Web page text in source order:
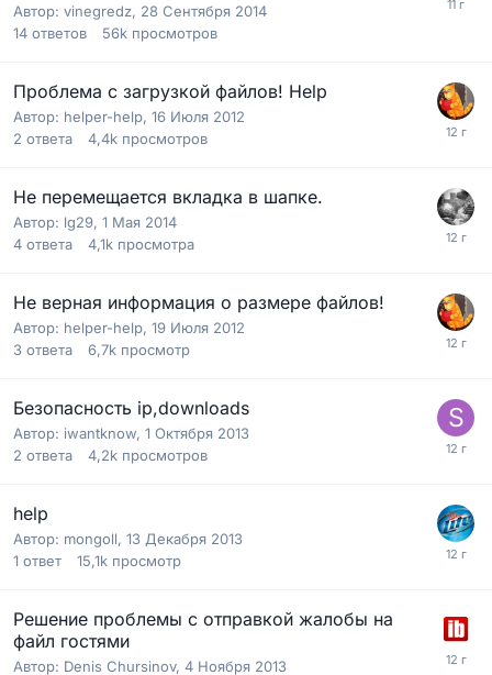
Автор: vinegredz, 28 Сентября 2014
14 ответов 56k просмотров
Проблема с загрузкой файлов! Help
Автор: helper-help, 16 Июля 2012
2 ответа 4,4k просмотров
Не перемещается вкладка в шапке.
Автор: lg29, 1 Мая 2014
4 ответа 4,1k просмотра
Не верная информация о размере файлов!
Автор: helper-help, 19 Июля 2012
3 ответа 6,7k просмотр
Безопасность ip,downloads
Автор: iwantknow, 1 Октября 2013
2 ответа 4,2k просмотров
help
Автор: mongoll, 13 Декабря 2013
1 ответ 15,1k просмотр
Решение проблемы с отправкой жалобы на
файл гостями
Автор: Denis Chursinov, 4 Ноября 2013